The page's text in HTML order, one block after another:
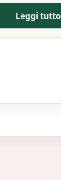
Leggi tutto